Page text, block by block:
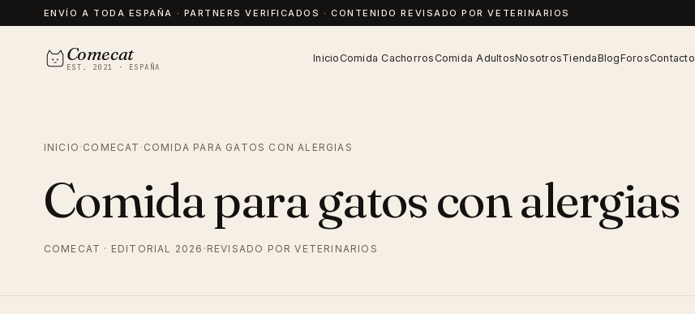
ENVÍO A TODA ESPAÑA · PARTNERS VERIFICADOS · CONTENIDO REVISADO POR VETERINARIOS
Comecat
EST. 2021 · ESPAÑA
InicioComida CachorrosComida AdultosNosotrosTiendaBlogForosContacto
INICIO · COMECAT · COMIDA PARA GATOS CON ALERGIAS
Comida para gatos con alergias
COMECAT · EDITORIAL 2026 · REVISADO POR VETERINARIOS